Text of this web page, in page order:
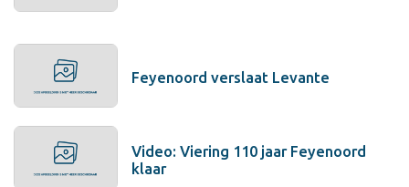
Feyenoord verslaat Levante
Video: Viering 110 jaar Feyenoord
klaar